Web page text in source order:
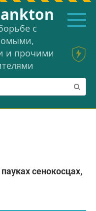
с
и прочими
сенокосцах,